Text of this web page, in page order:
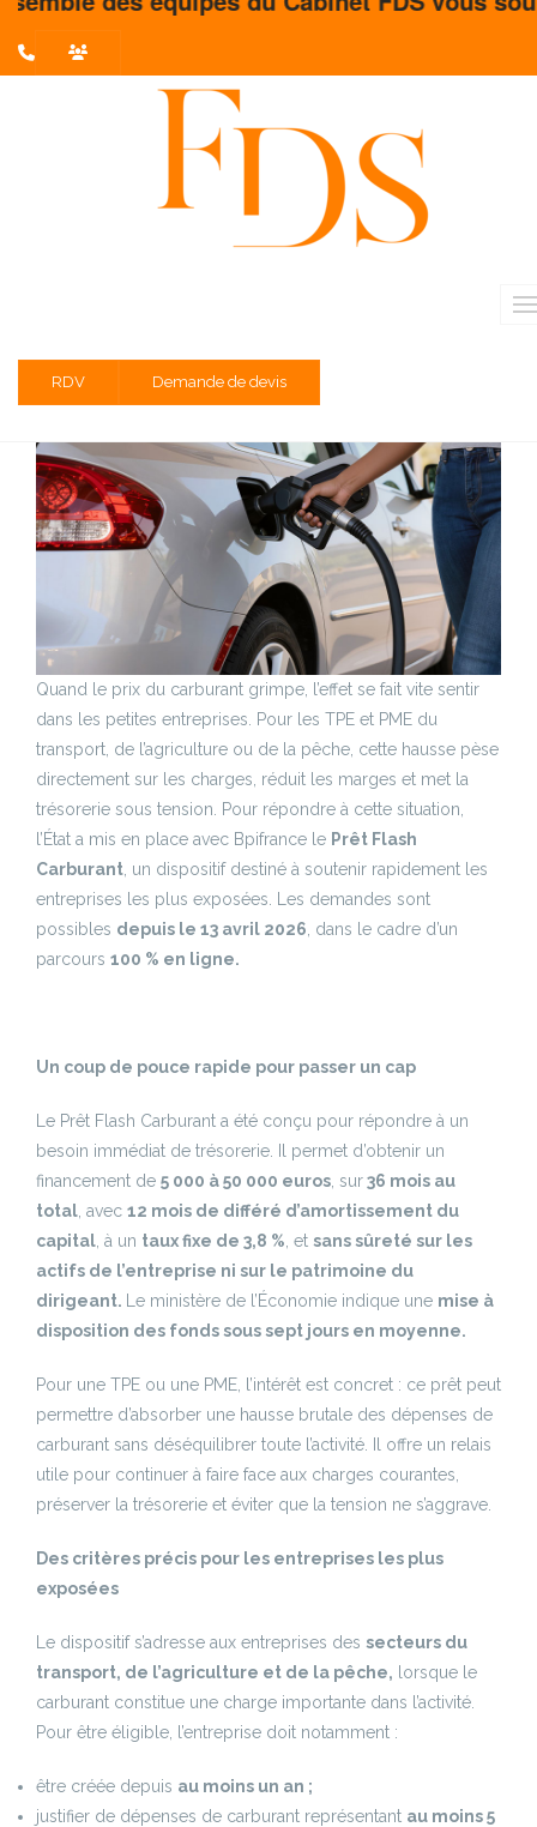
RDV Demande de devis
L'actualité du mois
Prêt Flash Carburant : une aide
concrète pour les TPE et PME
Quand le prix du carburant grimpe, l’effet se fait vite sentir
dans les petites entreprises. Pour les TPE et PME du
transport, de l’agriculture ou de la pêche, cette hausse pèse
directement sur les charges, réduit les marges et met la
trésorerie sous tension. Pour répondre à cette situation,
l’État a mis en place avec Bpifrance le Prêt Flash
Carburant , un dispositif destiné à soutenir rapidement les
entreprises les plus exposées. Les demandes sont
possibles depuis le 13 avril 2026 , dans le cadre d’un
parcours 100 % en ligne.
Un coup de pouce rapide pour passer un cap
Le Prêt Flash Carburant a été conçu pour répondre à un
besoin immédiat de trésorerie. Il permet d’obtenir un
financement de 5 000 à 50 000 euros , sur36 mois au
total , avec 12 mois de différé d’amortissement du
capital , à un taux fixe de 3,8 % , et sans sûreté sur les
actifs de l’entreprise ni sur le patrimoine du
dirigeant.
Le ministère de l’Économie indique une mise à
disposition des fonds sous sept jours en moyenne.
Pour une TPE ou une PME, l’intérêt est concret : ce prêt peut
permettre d’absorber une hausse brutale des dépenses de
carburant sans déséquilibrer toute l’activité. Il offre un relais
utile pour continuer à faire face aux charges courantes,
préserver la trésorerie et éviter que la tension ne s’aggrave.
Des critères précis pour les entreprises les plus
exposées
Le dispositif s’adresse aux entreprises des secteurs du
transport, de l’agriculture et de la pêche, lorsque le
carburant constitue une charge importante dans l’activité.
Pour être éligible, l’entreprise doit notamment :
être créée depuis au moins un an ;
justifier de dépenses de carburant représentant au moins 5